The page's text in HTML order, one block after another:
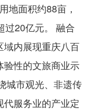
地面积约88亩，
过20亿元。 融合
域内展现重庆八百
验性的文旅商业示
城市观光、非遗传
服务业的产业定